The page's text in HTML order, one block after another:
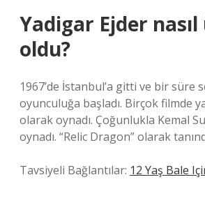
Yadigar Ejder
oldu?
1967’de İstanbul’a gitti ve bir süre
oyunculuğa başladı. Birçok filmde
olarak oynadı. Çoğunlukla Kemal
oynadı. “Relic Dragon” olarak
Tavsiyeli Bağlantılar: 12 Yaş Bale